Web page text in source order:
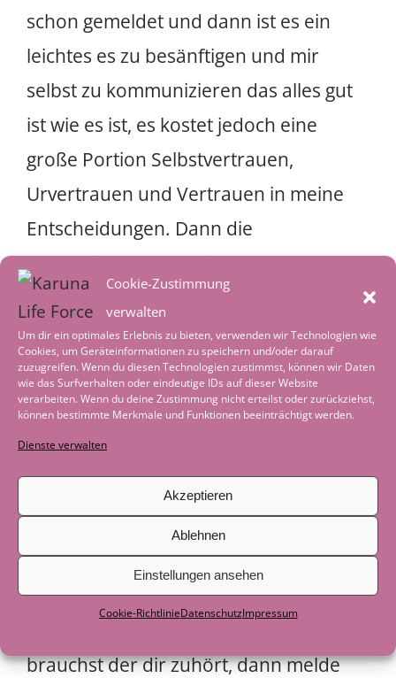
Cookie-Zustimmung
verwalten
Um dir ein optimales Erlebnis zu bieten, verwenden wir Technologien wie
Cookies, um Geräteinformationen zu speichern und/oder darauf
zuzugreifen. Wenn du diesen Technologien zustimmst, können wir Daten
wie das Surfverhalten oder eindeutige IDs auf dieser Website
verarbeiten. Wenn du deine Zustimmung nicht erteilst oder zurückziehst,
können bestimmte Merkmale und Funktionen beeinträchtigt werden.
Dienste verwalten
Akzeptieren
Ablehnen
Einstellungen ansehen
Cookie-RichtlinieDatenschutzImpressum
schon gemeldet und dann ist es ein
leichtes es zu besänftigen und mir
selbst zu kommunizieren das alles gut
ist wie es ist, es kostet jedoch eine
große Portion Selbstvertrauen,
Urvertrauen und Vertrauen in meine
Entscheidungen. Dann die
entscheidenden Schritte zu gehen
kostet meine absolute Konzentration,
Aufmerksamkeit, Fokus und Hingabe
und dann geht es los. Wenn ich die
Augen schließe und tief ein und
ausatme lass ich mich durch den Kanal
der Veränderung treiben und lasse los
was mich noch festhalten lässt. Hingabe
macht frei und Lebendig!
Wenn du diesen Weg gemeinsam
brauchst der dir zuhört, dann melde